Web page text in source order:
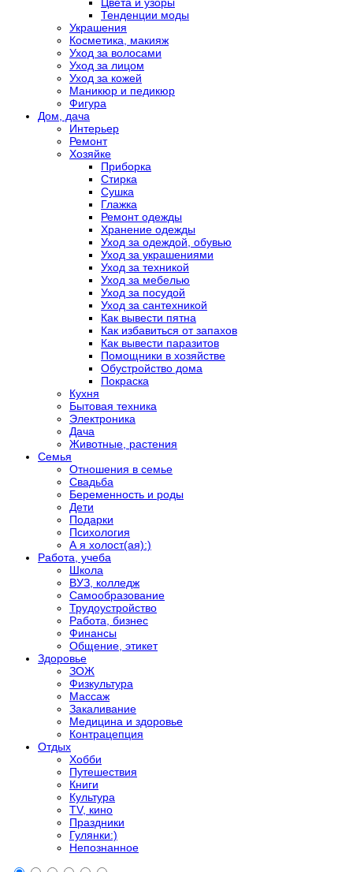
Тенденции моды
Украшения
Косметика, макияж
Уход за волосами
Уход за лицом
Уход за кожей
Маникюр и педикюр
Фигура
Дом, дача
Интерьер
Ремонт
Хозяйке
Приборка
Стирка
Сушка
Глажка
Ремонт одежды
Хранение одежды
Уход за одеждой, обувью
Уход за украшениями
Уход за техникой
Уход за мебелью
Уход за посудой
Уход за сантехникой
Как вывести пятна
Как избавиться от запахов
Как вывести паразитов
Помощники в хозяйстве
Обустройство дома
Покраска
Кухня
Бытовая техника
Электроника
Дача
Животные, растения
Семья
Отношения в семье
Свадьба
Беременность и роды
Дети
Подарки
Психология
А я холост(ая):)
Работа, учеба
Школа
ВУЗ, колледж
Самообразование
Трудоустройство
Работа, бизнес
Финансы
Общение, этикет
Здоровье
ЗОЖ
Физкультура
Массаж
Закаливание
Медицина и здоровье
Контрацепция
Отдых
Хобби
Путешествия
Книги
Культура
TV, кино
Праздники
Гулянки:)
Непознанное